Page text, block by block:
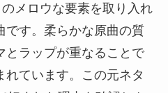
のメロウな要素を取り入れ
です。柔らかな原曲の質
とラップが重なることで
ています。この元ネタ